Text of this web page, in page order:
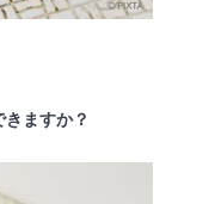
ますか？